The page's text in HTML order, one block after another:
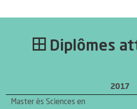
Diplômes
2017
Master ès Sciences en